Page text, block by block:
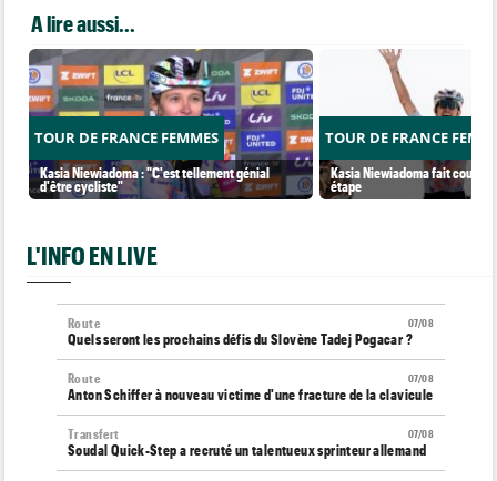
A lire aussi...
TOUR DE FRANCE FEMMES
Kasia Niewiadoma : "C'est tellement génial
d'être cycliste"
TOUR DE FRANCE
Kasia Niewiadoma fait coup
étape
L'INFO EN LIVE
07/08
Route
Quels seront les prochains défis du Slovène Tadej Pogacar ?
07/08
Route
Anton Schiffer à nouveau victime d'une fracture de la clavicule
07/08
Transfert
Soudal Quick-Step a recruté un talentueux sprinteur allemand